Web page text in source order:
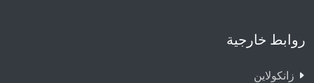
روابط خارجية
زانکولاین